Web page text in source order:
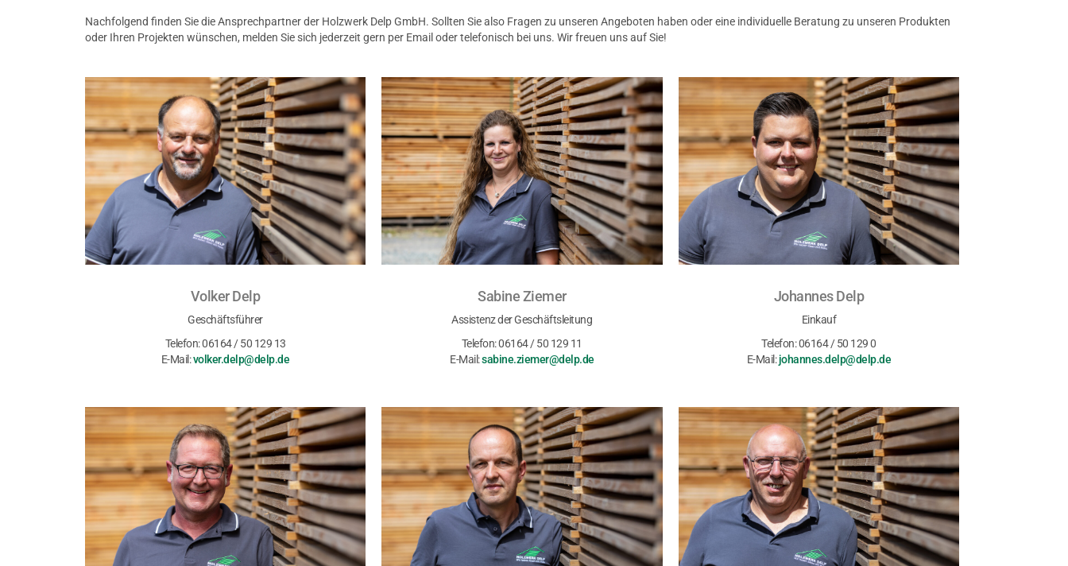
Nachfolgend finden Sie die Ansprechpartner der Holzwerk Delp GmbH. Sollten Sie also Fragen zu unseren Angeboten haben oder eine individuelle Beratung zu unseren Produkten
oder Ihren Projekten wünschen, melden Sie sich jederzeit gern per Email oder telefonisch bei uns. Wir freuen uns auf Sie!
Volker Delp
Geschäftsführer
Telefon: 06164 / 50 129 13
E-Mail:volker.delp@delp.de
Sabine Ziemer
Assistenz der Geschäftsleitung
Telefon: 06164 / 50 129 11
E-Mail:sabine.ziemer@delp.de
Johannes Delp
Einkauf
Telefon: 06164 / 50 129 0
E-Mail:johannes.delp@delp.de